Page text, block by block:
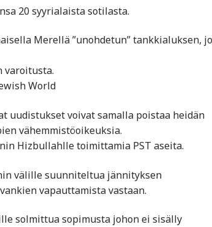
20 syyrialaista sotilasta.
Merellä ”unohdetun” tankkialuksen,
varoitusta.
World
uudistukset voivat samalla poistaa heidän
vähemmistöoikeuksia.
Hizbullahlle toimittamia PST aseita.
välille suunniteltua jännityksen
vapauttamista vastaan.
solmittua sopimusta johon ei sisälly